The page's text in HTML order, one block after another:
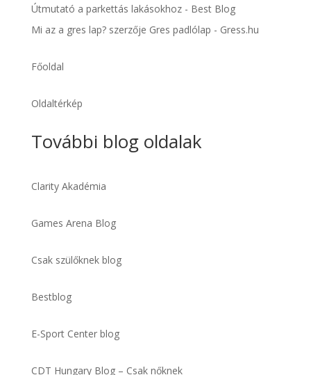
Útmutató a parkettás lakásokhoz - Best Blog
Mi az a gres lap?szerzője Gres padlólap - Gress.hu
Főoldal
Oldaltérkép
További blog oldalak
Clarity Akadémia
Games Arena Blog
Csak szülőknek blog
Bestblog
E-Sport Center blog
CDT Hungary Blog – Csak nőknek